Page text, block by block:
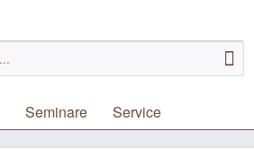
Seminare Service